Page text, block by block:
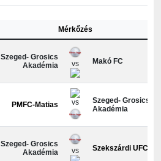
Mérkőzés
Szeged- Grosics
Akadémia
vs Makó FC
PMFC-Matias vs
Szeged- Grosics
Akadémia
Szeged- Grosics
Akadémia
vs Szekszárdi UFC